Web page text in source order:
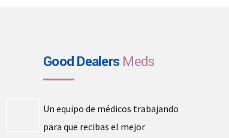
Good DealersMeds
Un equipo de médicos trabajando
para que recibas el mejor